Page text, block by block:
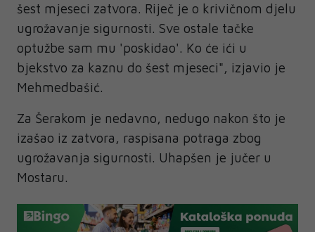
šest mjeseci zatvora. Riječ je o krivičnom djelu
ugrožavanje sigurnosti. Sve ostale tačke
optužbe sam mu 'poskidao'. Ko će ići u
bjekstvo za kaznu do šest mjeseci", izjavio je
Mehmedbašić.
Za Šerakom je nedavno, nedugo nakon što je
izašao iz zatvora, raspisana potraga zbog
ugrožavanja sigurnosti. Uhapšen je jučer u
Mostaru.